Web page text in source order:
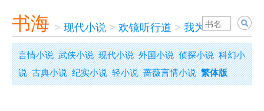
书海 > 现代小说 > 欢镜听行道 > 我为死囚写遗书
言情小说 武侠小说 现代小说 外国小说 侦探小说 科幻小
说 古典小说 纪实小说 轻小说 蔷薇言情小说 繁体版